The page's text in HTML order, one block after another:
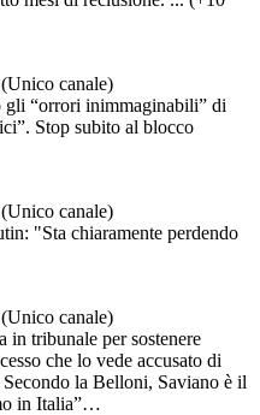
canale)
“orrori inimmaginabili” di
Stop subito al blocco
canale)
"Sta chiaramente perdendo
canale)
in tribunale per sostenere
che lo vede accusato di
la Belloni, Saviano è il
in Italia”…